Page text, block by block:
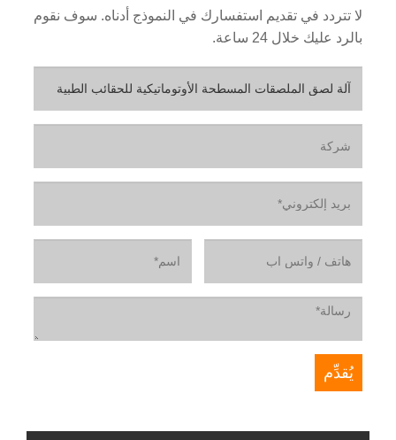
لا تتردد في تقديم استفسارك في النموذج أدناه. سوف نقوم
بالرد عليك خلال 24 ساعة.